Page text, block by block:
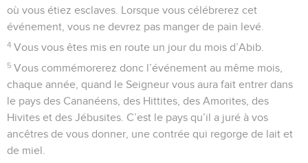
où vous étiez esclaves. Lorsque vous célébrerez cet
événement, vous ne devrez pas manger de pain levé.
4 Vous vous êtes mis en route un jour du mois d’Abib.
5 Vous commémorerez donc l’événement au même mois,
chaque année, quand le Seigneur vous aura fait entrer dans
le pays des Cananéens, des Hittites, des Amorites, des
Hivites et des Jébusites. C’est le pays qu’il a juré à vos
ancêtres de vous donner, une contrée qui regorge de lait et
de miel.